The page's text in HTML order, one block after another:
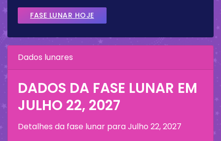
FASE LUNAR HOJE
Dados lunares
DADOS DA FASE LUNAR EM
JULHO 22, 2027
Detalhes da fase lunar paraJulho 22, 2027